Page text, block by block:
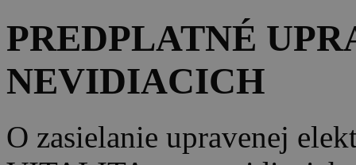
PREDPLATNÉ
NEVIDIACICH
O zasielanie upravenej